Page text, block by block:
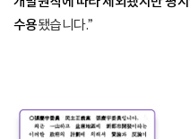
수용됐습니다.”